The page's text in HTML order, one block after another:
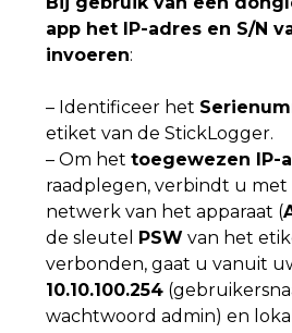
app het IP-adres en S/N
invoeren:
– Identificeer het
etiket van de StickLogger.
– Om het toegewezen IP-
raadplegen, verbindt u met
netwerk van het apparaat (
de sleutel
PSW van het
verbonden, gaat u vanuit
10.10.100.254
wachtwoord admin) en